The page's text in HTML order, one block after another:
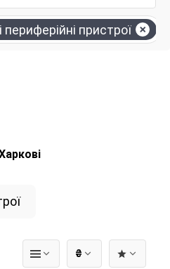
периферійні пристрої
₴